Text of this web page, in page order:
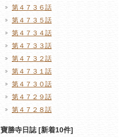
第４７３６話
第４７３５話
第４７３４話
第４７３３話
第４７３２話
第４７３１話
第４７３０話
第４７２９話
第４７２８話
寶勝寺日誌 [新着10件]